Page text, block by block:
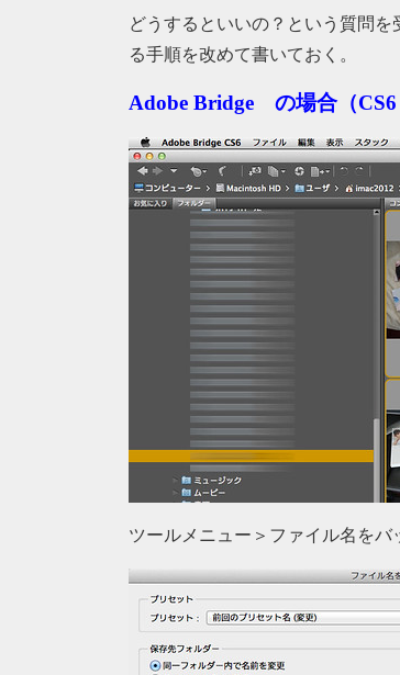
どうするといいの？という質問を
る手順を改めて書いておく。
Adobe Bridge の場合（CS6
ツールメニュー＞ファイル名をバ